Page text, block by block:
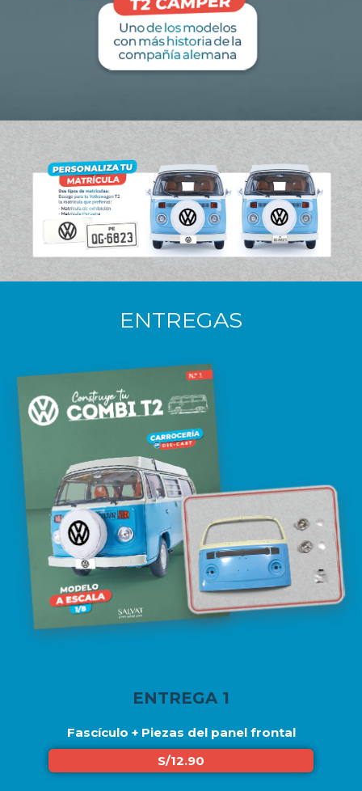
ENTREGAS
ENTREGA 1
Fascículo + Piezas del panel frontal
S/12.90